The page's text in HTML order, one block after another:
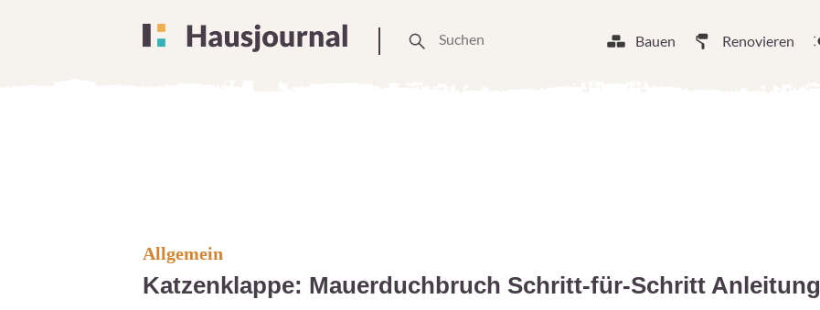
Bauen Renovieren
Allgemein
Katzenklappe: Mauerduchbruch Schritt-für-Schritt Anleitung